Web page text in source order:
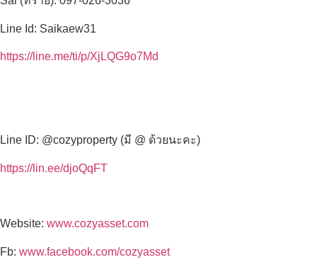
Line Id: Saikaew31
https://line.me/ti/p/XjLQG9o7Md
Line ID: @cozyproperty (มี @ ด้วยนะคะ)
https://lin.ee/djoQqFT
Website: www.cozyasset.com
Fb: www.facebook.com/cozyasset